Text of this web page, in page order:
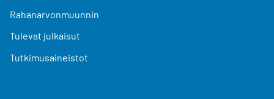
Rahanarvonmuunnin
Tulevat julkaisut
Tutkimusaineistot